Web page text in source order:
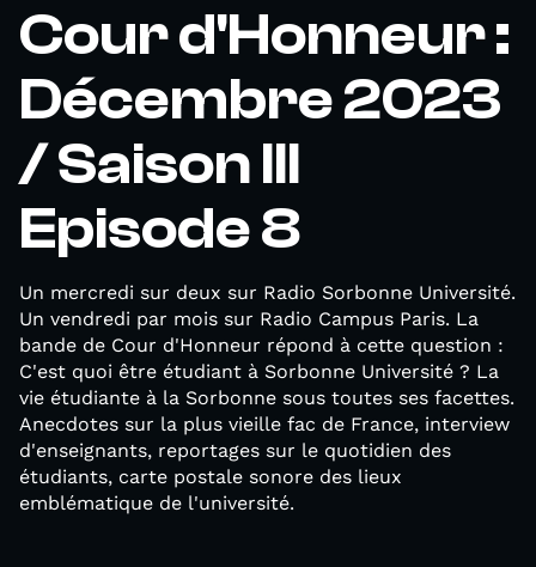
Cour d'Honneur :
Décembre 2023
/ Saison III
Episode 8
Un mercredi sur deux sur Radio Sorbonne Université.
Un vendredi par mois sur Radio Campus Paris. La
bande de Cour d'Honneur répond à cette question :
C'est quoi être étudiant à Sorbonne Université ? La
vie étudiante à la Sorbonne sous toutes ses facettes.
Anecdotes sur la plus vieille fac de France, interview
d'enseignants, reportages sur le quotidien des
étudiants, carte postale sonore des lieux
emblématique de l'université.